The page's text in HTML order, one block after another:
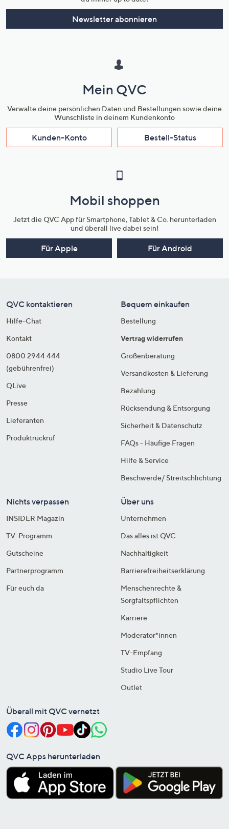
Newsletter abonnieren
Mein QVC
Verwalte deine persönlichen Daten und Bestellungen sowie deine
Wunschliste in deinem Kundenkonto
Kunden-Konto Bestell-Status
Mobil shoppen
Jetzt die QVC App für Smartphone, Tablet & Co. herunterladen
und überall live dabei sein!
Für Apple Für Android
QVC kontaktieren
Hilfe-Chat
Kontakt
0800 2944 444
(gebührenfrei)
QLive
Presse
Lieferanten
Produktrückruf
Bequem einkaufen
Bestellung
Vertrag widerrufen
Größenberatung
Versandkosten & Lieferung
Bezahlung
Rücksendung & Entsorgung
Sicherheit & Datenschutz
FAQs - Häufige Fragen
Hilfe & Service
Beschwerde/ Streitschlichtung
Nichts verpassen
INSIDER Magazin
TV-Programm
Gutscheine
Partnerprogramm
Für euch da
Über uns
Unternehmen
Das alles ist QVC
Nachhaltigkeit
Barrierefreiheitserklärung
Menschenrechte &
Sorgfaltspflichten
Karriere
Moderator*innen
TV-Empfang
Studio Live Tour
Outlet
Überall mit QVC vernetzt
QVC Apps herunterladen